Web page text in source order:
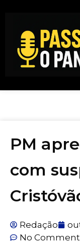
PM
com
Redação
No